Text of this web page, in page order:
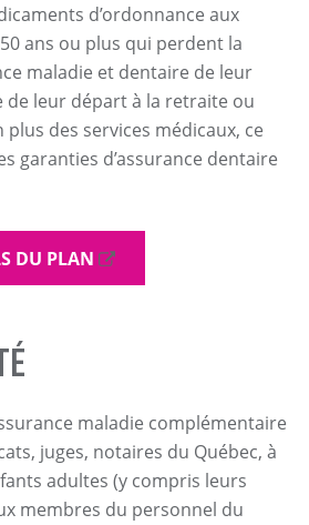
d’ordonnance aux
ans ou plus qui perdent la
maladie et dentaire de leur
de leur départ à la retraite ou
plus des services médicaux, ce
garanties d’assurance dentaire
DU PLAN
maladie complémentaire
juges, notaires du Québec, à
adultes (y compris leurs
membres du personnel du